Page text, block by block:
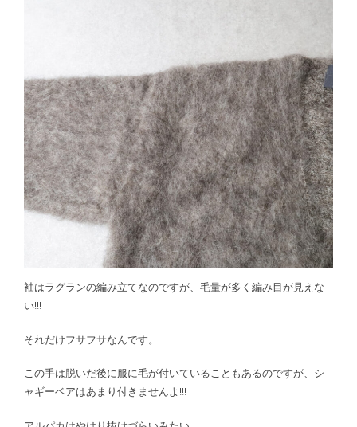
袖はラグランの編み立てなのですが、毛量が多く編み目が見えな
い!!!
それだけフサフサなんです。
この手は脱いだ後に服に毛が付いていることもあるのですが、シ
ャギーベアはあまり付きませんよ!!!